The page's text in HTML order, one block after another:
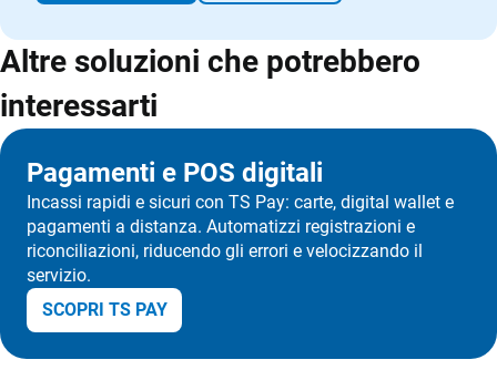
Altre soluzioni che potrebbero
interessarti
Pagamenti e POS digitali
Incassi rapidi e sicuri con TS Pay: carte, digital wallet e
pagamenti a distanza. Automatizzi registrazioni e
riconciliazioni, riducendo gli errori e velocizzando il
servizio.
SCOPRI TS PAY